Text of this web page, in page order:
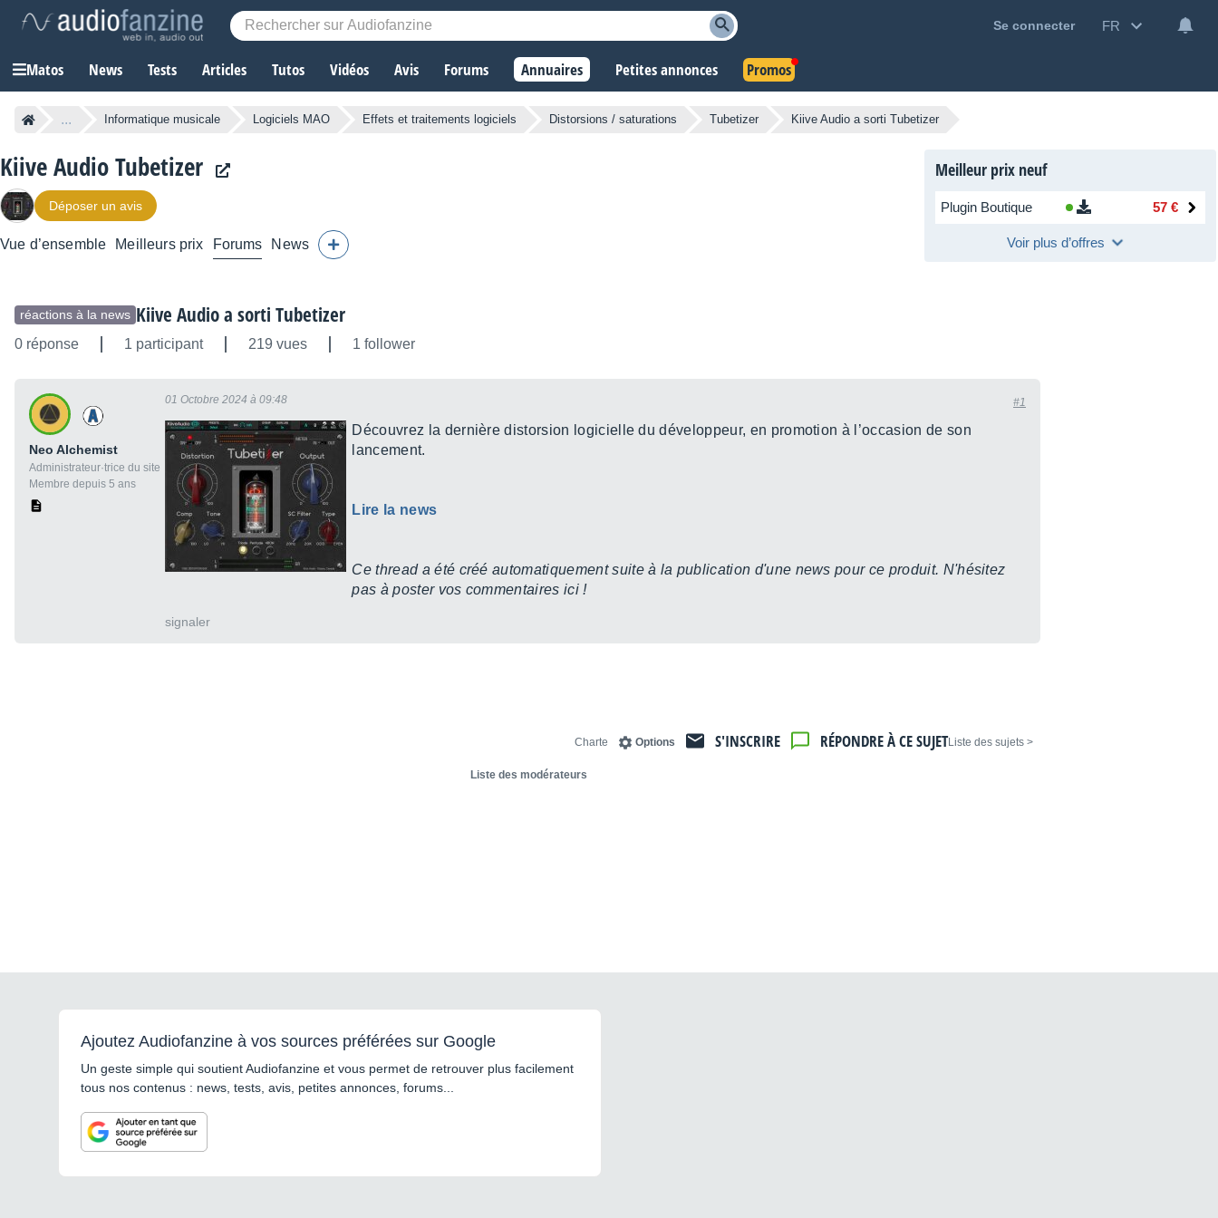
Se connecter FR
Matos News Tests Articles Tutos Vidéos Avis Forums Annuaires Petites annonces Promos
... Informatique musicale Logiciels MAO Effets et traitements logiciels Distorsions / saturations Tubetizer Kiive Audio a sorti Tubetizer
Kiive Audio Tubetizer
Déposer un avis
Vue d’ensemble Meilleurs prix Forums News
Meilleur prix neuf
Plugin Boutique 57 €
Voir plus d’offres
réactions à la news Kiive Audio a sorti Tubetizer
0 réponse 1 participant 219 vues 1 follower
Neo Alchemist
Administrateur·trice du site
Membre depuis 5 ans
01 Octobre 2024 à 09:48 #1
Découvrez la dernière distorsion logicielle du développeur, en promotion à l’occasion de son
lancement.
Lire la news
Ce thread a été créé automatiquement suite à la publication d'une news pour ce produit. N'hésitez
pas à poster vos commentaires ici !
signaler
< Liste des sujets
RÉPONDRE À CE SUJET
S'INSCRIRE
Options
Charte
Liste des modérateurs
Ajoutez Audiofanzine à vos sources préférées sur Google
Un geste simple qui soutient Audiofanzine et vous permet de retrouver plus facilement
tous nos contenus : news, tests, avis, petites annonces, forums...